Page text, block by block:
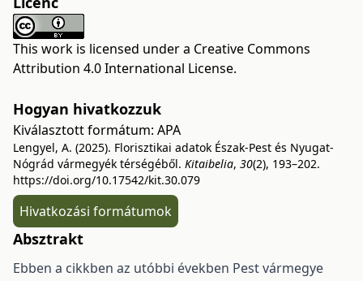
This work is licensed under a Creative Commons
Attribution 4.0 International License.
Hogyan hivatkozzuk
Kiválasztott formátum: APA
Lengyel, A. (2025). Florisztikai adatok Észak-Pest és Nyugat-
Nógrád vármegyék térségéből. Kitaibelia, 30(2), 193–202.
https://doi.org/10.17542/kit.30.079
Hivatkozási formátumok
Absztrakt
Ebben a cikkben az utóbbi években Pest vármegye